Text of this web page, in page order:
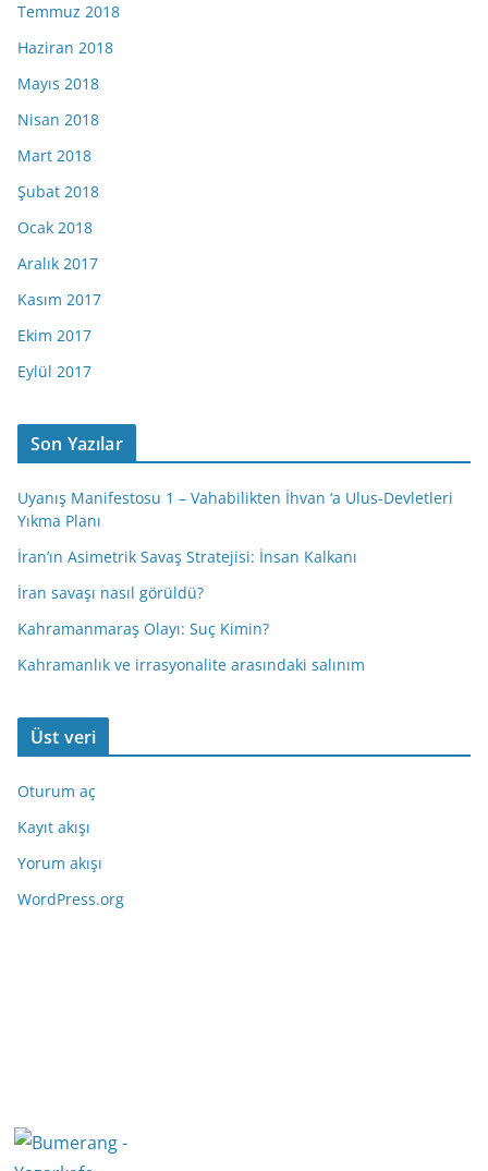
Temmuz 2018
Haziran 2018
Mayıs 2018
Nisan 2018
Mart 2018
Şubat 2018
Ocak 2018
Aralık 2017
Kasım 2017
Ekim 2017
Eylül 2017
Son Yazılar
Uyanış Manifestosu 1 – Vahabilikten İhvan ‘a Ulus-Devletleri
Yıkma Planı
İran’ın Asimetrik Savaş Stratejisi: İnsan Kalkanı
İran savaşı nasıl görüldü?
Kahramanmaraş Olayı: Suç Kimin?
Kahramanlık ve irrasyonalite arasındaki salınım
Üst veri
Oturum aç
Kayıt akışı
Yorum akışı
WordPress.org